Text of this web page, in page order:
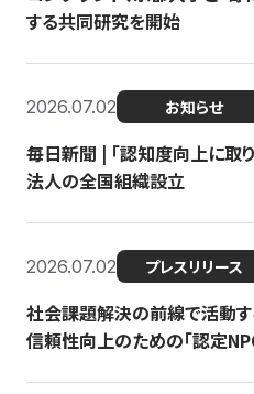
する共同研究を開始
2026.07.02 お知らせ
毎日新聞 | 「認知度向上に取
法人の全国組織設立
2026.07.02 プレスリリース
社会課題解決の前線で活動
信頼性向上のための「認定